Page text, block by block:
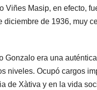
Viñes Masip, en efecto,
diciembre de 1936, muy
Gonzalo era una
niveles. Ocupó cargos
de Xàtiva y en la vida